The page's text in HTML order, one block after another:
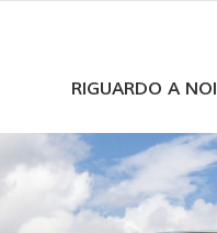
RIGUARDO A NOI